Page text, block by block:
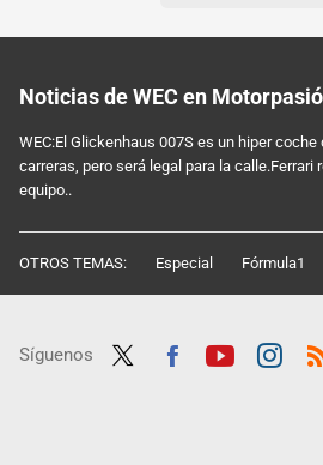
Noticias de WEC en
WEC:El Glickenhaus 007S es un hiper
carreras, pero será legal para la calle.Ferrari
equipo..
OTROS TEMAS: Especial Fórmula1
Síguenos